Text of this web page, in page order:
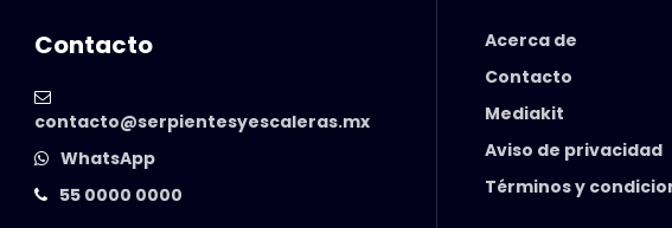
Contacto
contacto@serpientesyescaleras.mx
WhatsApp
55 0000 0000
Acerca de
Contacto
Mediakit
Aviso de privacidad
Términos y